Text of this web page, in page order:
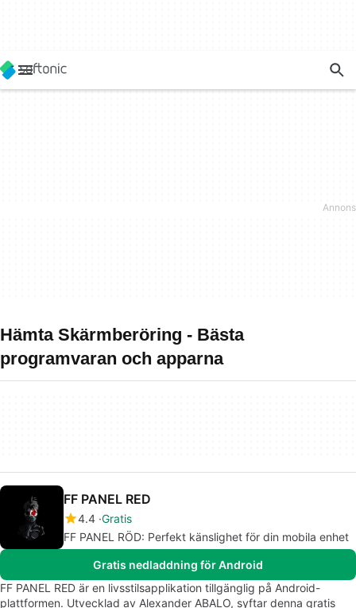
Hämta Skärmberöring - Bästa
programvaran och apparna
FF PANEL RED
4.4 Gratis
FF PANEL RÖD: Perfekt känslighet för din mobila enhet
Gratis nedladdning för Android
FF PANEL RED är en livsstilsapplikation tillgänglig på Android-
plattformen. Utvecklad av Alexander ABALO, syftar denna gratis